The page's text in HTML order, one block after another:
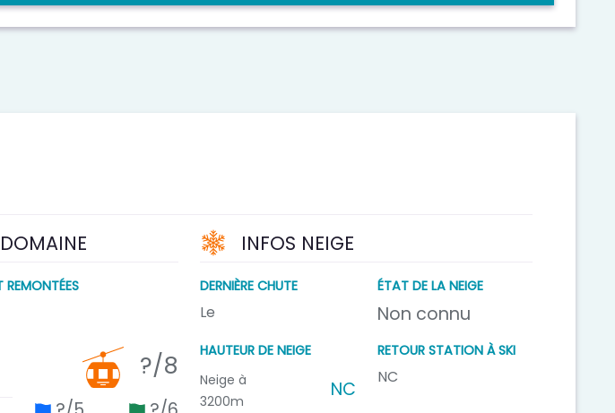
REMONTÉES
?/8
INFOS NEIGE
DERNIÈRE CHUTE
Le
ÉTAT DE LA NEIGE
Non connu
HAUTEUR DE NEIGE
Neige à
3200m
NC
RETOUR STATION À SKI
NC